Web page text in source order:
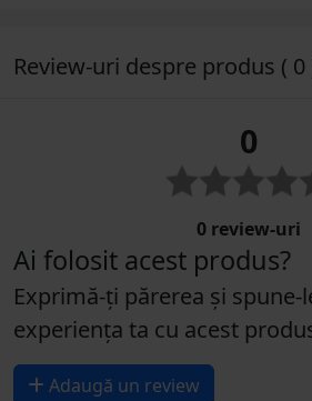
Review-uri despre produs ( 0
0
0 review-uri
Ai folosit acest produs?
Exprimă-ți părerea și spune-
experiența ta cu acest
Adaugă un review